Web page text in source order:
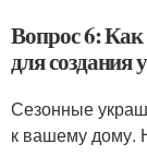
Вопрос 6: Как
для создания
Сезонные
к вашему дому.